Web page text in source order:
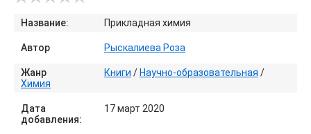
Название: Прикладная химия
Автор Рыскалиева Роза
Жанр Книги / Научно-образовательная /
Химия
Дата
добавления:
17 март 2020